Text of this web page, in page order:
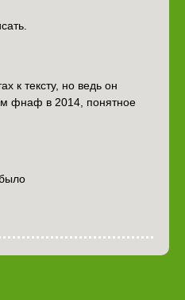
к тексту, но ведь он
фнаф в 2014, понятное